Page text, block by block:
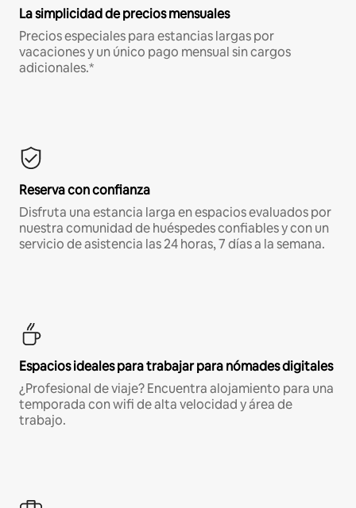
La simplicidad de precios mensuales
Precios especiales para estancias largas por
vacaciones y un único pago mensual sin cargos
adicionales.*
Reserva con confianza
Disfruta una estancia larga en espacios evaluados por
nuestra comunidad de huéspedes confiables y con un
servicio de asistencia las 24 horas, 7 días a la semana.
Espacios ideales para trabajar para nómades digitales
¿Profesional de viaje? Encuentra alojamiento para una
temporada con wifi de alta velocidad y área de
trabajo.